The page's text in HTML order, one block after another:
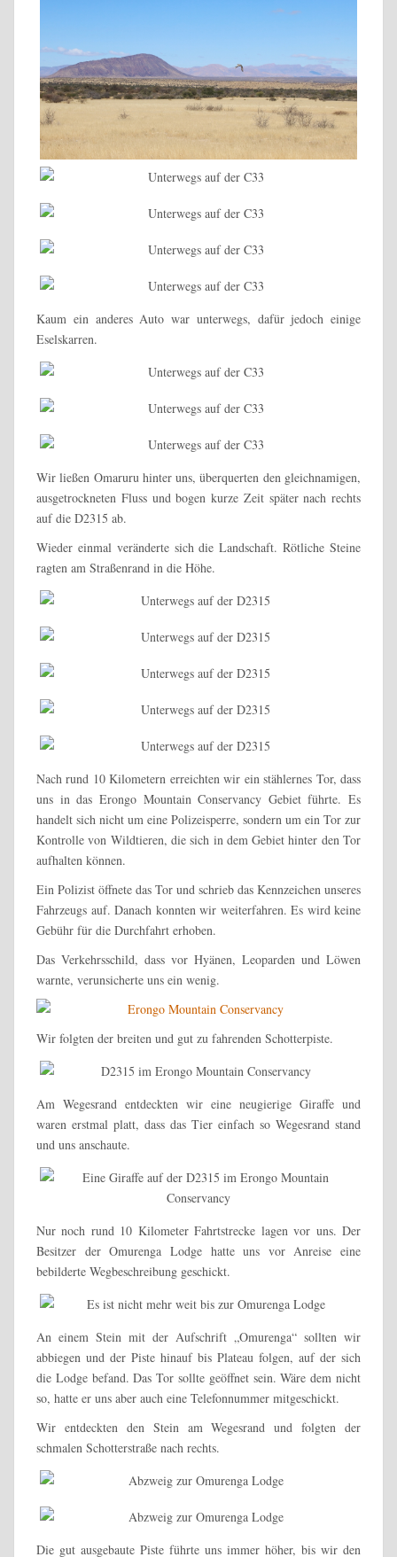
Kaum ein anderes Auto war unterwegs, dafür jedoch einige
Eselskarren.
Wir ließen Omaruru hinter uns, überquerten den gleichnamigen,
ausgetrockneten Fluss und bogen kurze Zeit später nach rechts
auf die D2315 ab.
Wieder einmal veränderte sich die Landschaft. Rötliche Steine
ragten am Straßenrand in die Höhe.
Nach rund 10 Kilometern erreichten wir ein stählernes Tor, dass
uns in das Erongo Mountain Conservancy Gebiet führte. Es
handelt sich nicht um eine Polizeisperre, sondern um ein Tor zur
Kontrolle von Wildtieren, die sich in dem Gebiet hinter den Tor
aufhalten können.
Ein Polizist öffnete das Tor und schrieb das Kennzeichen unseres
Fahrzeugs auf. Danach konnten wir weiterfahren. Es wird keine
Gebühr für die Durchfahrt erhoben.
Das Verkehrsschild, dass vor Hyänen, Leoparden und Löwen
warnte, verunsicherte uns ein wenig.
Wir folgten der breiten und gut zu fahrenden Schotterpiste.
Am Wegesrand entdeckten wir eine neugierige Giraffe und
waren erstmal platt, dass das Tier einfach so Wegesrand stand
und uns anschaute.
Nur noch rund 10 Kilometer Fahrtstrecke lagen vor uns. Der
Besitzer der Omurenga Lodge hatte uns vor Anreise eine
bebilderte Wegbeschreibung geschickt.
An einem Stein mit der Aufschrift „Omurenga“ sollten wir
abbiegen und der Piste hinauf bis Plateau folgen, auf der sich
die Lodge befand. Das Tor sollte geöffnet sein. Wäre dem nicht
so, hatte er uns aber auch eine Telefonnummer mitgeschickt.
Wir entdeckten den Stein am Wegesrand und folgten der
schmalen Schotterstraße nach rechts.
Die gut ausgebaute Piste führte uns immer höher, bis wir den